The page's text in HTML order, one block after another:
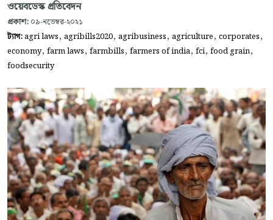
ওয়েবডেস্ক প্রতিবেদন
প্রকাশ: ০৯-নভেম্বর-২০২১
ট্যাগ:agri laws, agribills2020, agribusiness, agriculture, corporates,
economy, farm laws, farmbills, farmers of india, fci, food grain,
foodsecurity